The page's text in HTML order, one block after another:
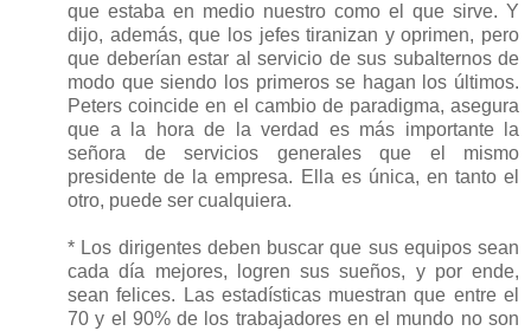
que estaba en medio nuestro como el que sirve. Y
dijo, además, que los jefes tiranizan y oprimen, pero
que deberían estar al servicio de sus subalternos de
modo que siendo los primeros se hagan los últimos.
Peters coincide en el cambio de paradigma, asegura
que a la hora de la verdad es más importante la
señora de servicios generales que el mismo
presidente de la empresa. Ella es única, en tanto el
otro, puede ser cualquiera.
* Los dirigentes deben buscar que sus equipos sean
cada día mejores, logren sus sueños, y por ende,
sean felices. Las estadísticas muestran que entre el
70 y el 90% de los trabajadores en el mundo no son